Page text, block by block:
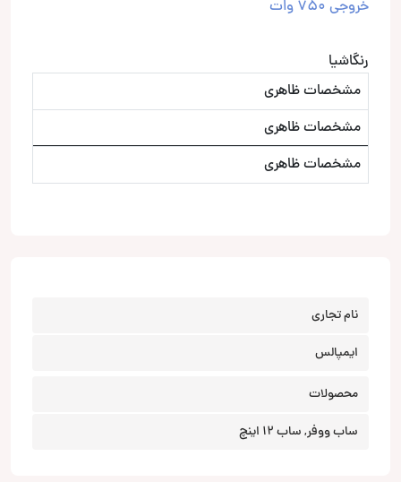
خروجی 750 وات
رنگاشیا
مشخصات ظاهری
مشخصات ظاهری
مشخصات ظاهری
نام تجاری
ایمپالس
محصولات
ساب ووفر, ساب 12 اینچ